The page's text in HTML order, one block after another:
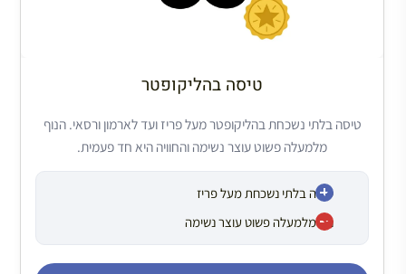
טיסה בהליקופטר
טיסה בלתי נשכחת מעל פריז
נוף מלמעלה פשוט עוצר נשימה
טיסה בלתי נשכחת בהליקופטר מעל פריז ועד לארמון ורסאי. הנוף
מלמעלה פשוט עוצר נשימה והחוויה היא חד פעמית.